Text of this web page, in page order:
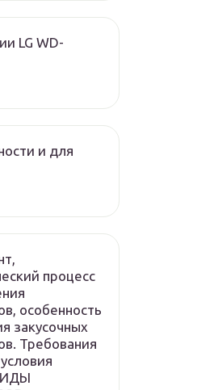
LG WD-
и для
процесс
особенность
закусочных
Требования